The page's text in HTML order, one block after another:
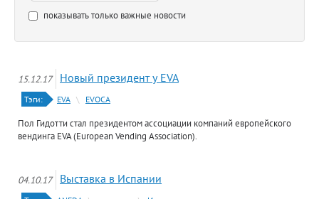
показывать только важные новости
15.12.17 Новый президент у EVA
Тэги: EVA \ EVOCA
Пол Гидотти стал президентом ассоциации компаний европейского
вендинга EVA (European Vending Association).
04.10.17 Выставка в Испании